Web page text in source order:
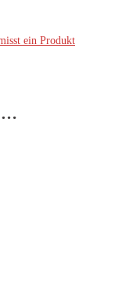
ein Produkt
…